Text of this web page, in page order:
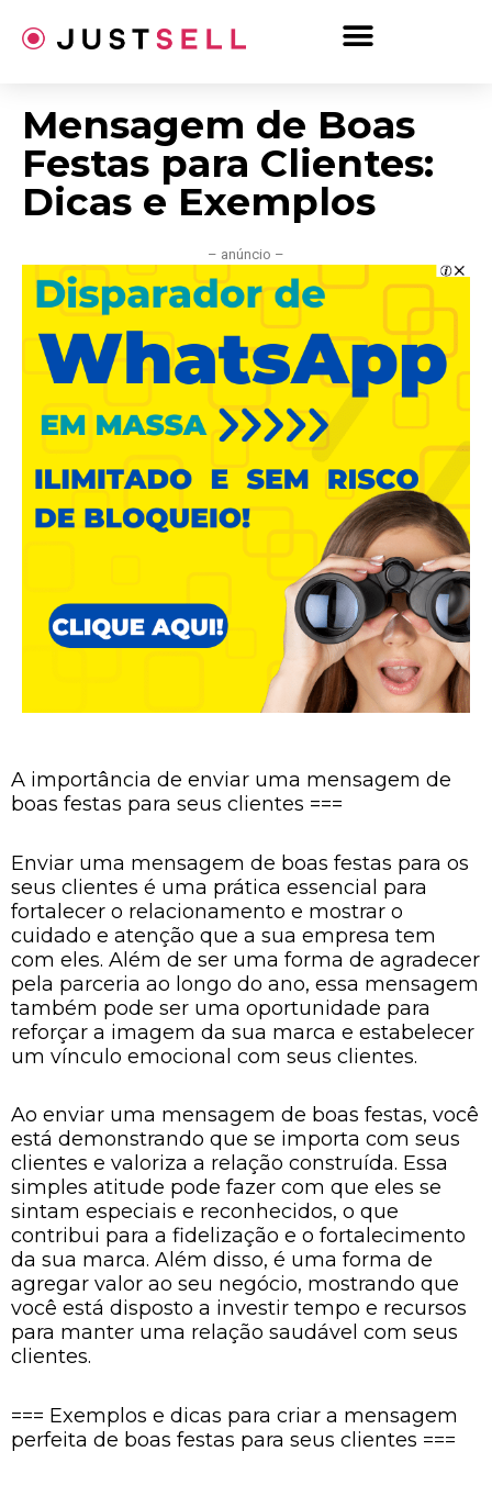
para
Mensagem de Boas
Festas para Clientes:
Dicas e Exemplos
– anúncio –
A importância de enviar uma mensagem de
boas festas para seus clientes ===
Enviar uma mensagem de boas festas para os
seus clientes é uma prática essencial para
fortalecer o relacionamento e mostrar o
cuidado e atenção que a sua empresa tem
com eles. Além de ser uma forma de agradecer
pela parceria ao longo do ano, essa mensagem
também pode ser uma oportunidade para
reforçar a imagem da sua marca e estabelecer
um vínculo emocional com seus clientes.
Ao enviar uma mensagem de boas festas, você
está demonstrando que se importa com seus
clientes e valoriza a relação construída. Essa
simples atitude pode fazer com que eles se
sintam especiais e reconhecidos, o que
contribui para a fidelização e o fortalecimento
da sua marca. Além disso, é uma forma de
agregar valor ao seu negócio, mostrando que
você está disposto a investir tempo e recursos
para manter uma relação saudável com seus
clientes.
=== Exemplos e dicas para criar a mensagem
perfeita de boas festas para seus clientes ===